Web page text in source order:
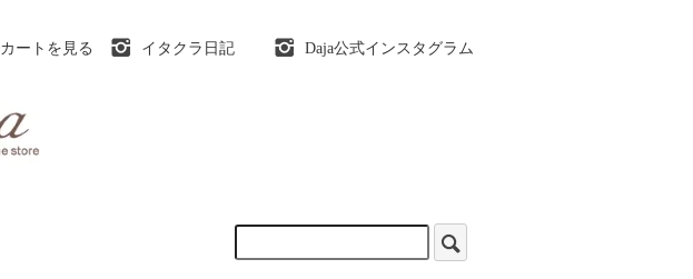
カートを見る イタクラ日記 Daja公式インスタグラム